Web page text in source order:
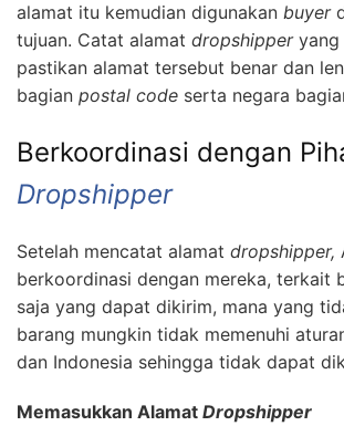
alamat itu kemudian digunakan buyer
tujuan. Catat alamat dropshipper yang
pastikan alamat tersebut benar dan
bagian postal code serta negara
Berkoordinasi dengan
Dropshipper
Setelah mencatat alamat dropshipper,
berkoordinasi dengan mereka, terkait
saja yang dapat dikirim, mana yang
barang mungkin tidak memenuhi
dan Indonesia sehingga tidak dapat
Memasukkan Alamat Dropshipper